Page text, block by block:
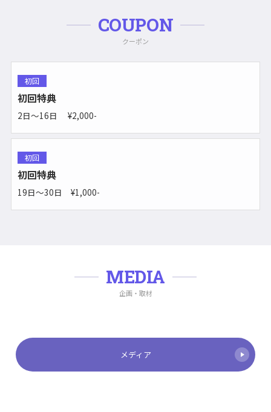
COUPON
クーポン
初回
初回特典
2日〜16日 ¥2,000-
初回
初回特典
19日〜30日 ¥1,000-
MEDIA
企画・取材
メディア